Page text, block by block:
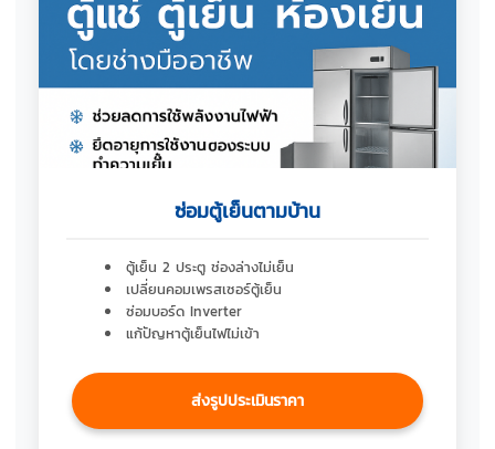
ซ่อมตู้เย็นตามบ้าน
ตู้เย็น 2 ประตู ช่องล่างไม่เย็น
เปลี่ยนคอมเพรสเซอร์ตู้เย็น
ซ่อมบอร์ด Inverter
แก้ปัญหาตู้เย็นไฟไม่เข้า
ส่งรูปประเมินราคา